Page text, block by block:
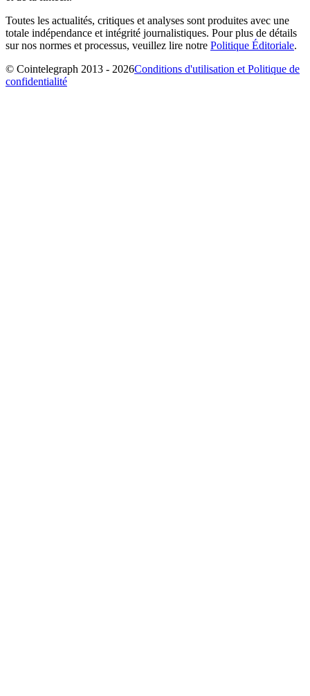
Toutes les actualités, critiques et analyses sont produites avec une
totale indépendance et intégrité journalistiques. Pour plus de détails
sur nos normes et processus, veuillez lire notre Politique Éditoriale.
© Cointelegraph 2013 - 2026Conditions d'utilisation et Politique de
confidentialité